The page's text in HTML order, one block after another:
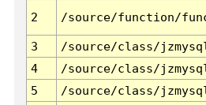
2 /source/function/
3 /source/class/
4
/source/class/
5
/source/class/